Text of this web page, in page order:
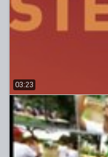
03:23